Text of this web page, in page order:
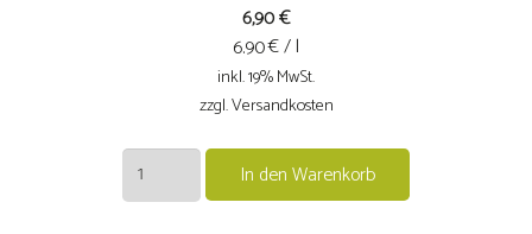
6,90€
6.90€ / l
inkl. 19% MwSt.
zzgl. Versandkosten
2024er
Hausschoppen
In den Warenkorb